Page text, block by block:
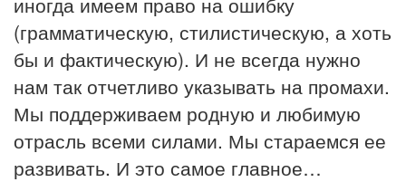
(грамматическую, стилистическую, а хоть
бы и фактическую). И не всегда нужно
нам так отчетливо указывать на промахи.
Мы поддерживаем родную и любимую
отрасль всеми силами. Мы стараемся ее
развивать. И это самое главное…